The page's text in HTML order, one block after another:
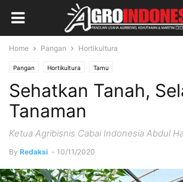
Home Pangan Hortikultura
Pangan Hortikultura Tamu
Sehatkan Tanah,
Tanaman
Ketua Agribisnis Cabai Indonesia Abdul
By Redaksi - 10/11/2020